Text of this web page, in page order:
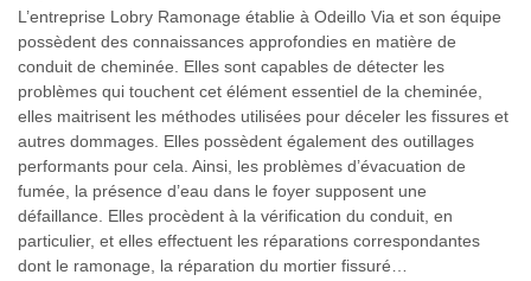
L’entreprise Lobry Ramonage établie à Odeillo Via et son équipe
possèdent des connaissances approfondies en matière de
conduit de cheminée. Elles sont capables de détecter les
problèmes qui touchent cet élément essentiel de la cheminée,
elles maitrisent les méthodes utilisées pour déceler les fissures et
autres dommages. Elles possèdent également des outillages
performants pour cela. Ainsi, les problèmes d’évacuation de
fumée, la présence d’eau dans le foyer supposent une
défaillance. Elles procèdent à la vérification du conduit, en
particulier, et elles effectuent les réparations correspondantes
dont le ramonage, la réparation du mortier fissuré…